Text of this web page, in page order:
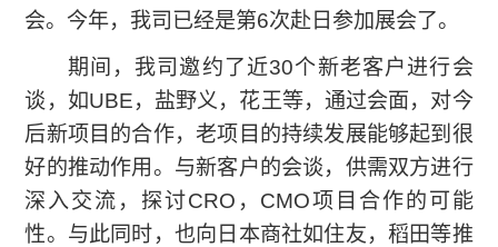
会。今年，我司已经是第6次赴日参加展会了。
期间，我司邀约了近30个新老客户进行会
谈，如UBE，盐野义，花王等，通过会面，对今
后新项目的合作，老项目的持续发展能够起到很
好的推动作用。与新客户的会谈，供需双方进行
深入交流，探讨CRO，CMO项目合作的可能
性。与此同时，也向日本商社如住友，稻田等推